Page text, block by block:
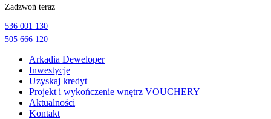
treści
Zadzwoń teraz
536 001 130
505 666 120
Arkadia Deweloper
Inwestycje
Uzyskaj kredyt
Projekt i wykończenie wnętrz VOUCHERY
Aktualności
Kontakt